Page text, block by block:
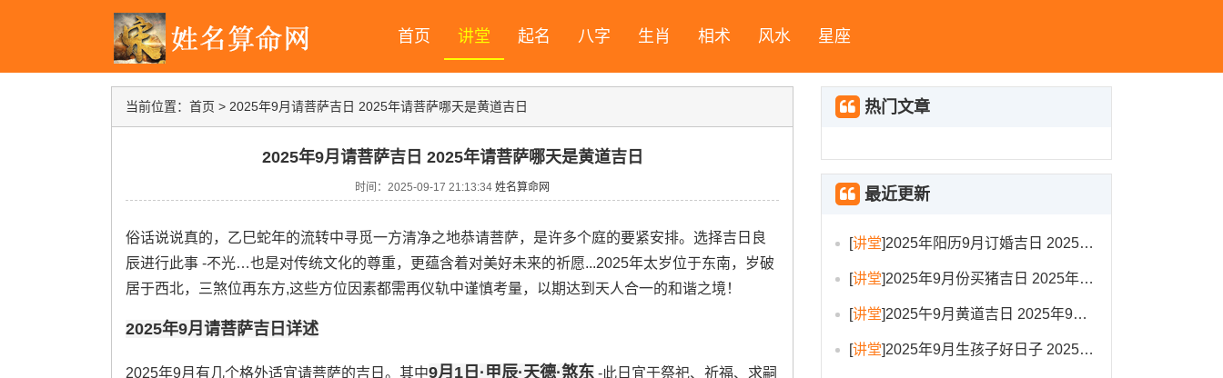
首页 讲堂 起名 八字 生肖 相术 风水 星座
当前位置： 首页 > 2025年9月请菩萨吉日 2025年请菩萨哪天是黄道吉日
2025年9月请菩萨吉日 2025年请菩萨哪天是黄道吉日
时间：2025-09-17 21:13:34 姓名算命网
俗话说说真的，乙巳蛇年的流转中寻觅一方清净之地恭请菩萨，是许多个庭的要紧安排。选择吉日良
辰进行此事 -不光…也是对传统文化的尊重，更蕴含着对美好未来的祈愿...2025年太岁位于东南，岁破
居于西北，三煞位再东方,这些方位因素都需再仪轨中谨慎考量，以期达到天人合一的和谐之境！
2025年9月请菩萨吉日详述
2025年9月有几个格外适宜请菩萨的吉日。其中9月1日·甲辰·天德·煞东 -此日宜于祭祀、祈福、求嗣
热门文章
最近更新
[讲堂]2025年阳历9月订婚吉日 2025年9月订婚吉日有哪几天
[讲堂]2025年9月份买猪吉日 2025年9月买猪进圈吉日
[讲堂]2025午9月黄道吉日 2025年9月黄道吉日一览表大全
[讲堂]2025年9月生孩子好日子 2025年9月哪天生孩子比较好